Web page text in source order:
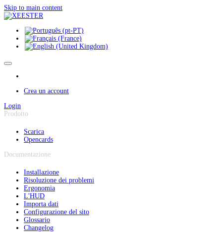
Skip to main content
Crea un account
Login
Prodotto
Scarica
Opencards
Documentazione
Installazione
Risoluzione dei problemi
Ergonomia
L'HUD
Importa dati
Configurazione del sito
Glossario
Changelog
Pannello di gestione dei cookies